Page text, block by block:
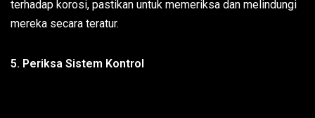
terhadap korosi, pastikan untuk memeriksa dan melindungi
mereka secara teratur.
5. Periksa Sistem Kontrol